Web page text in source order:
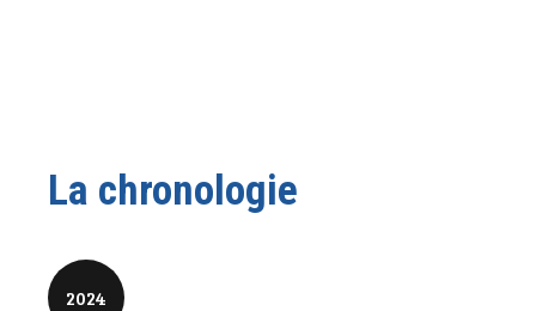
La chronologie
2024